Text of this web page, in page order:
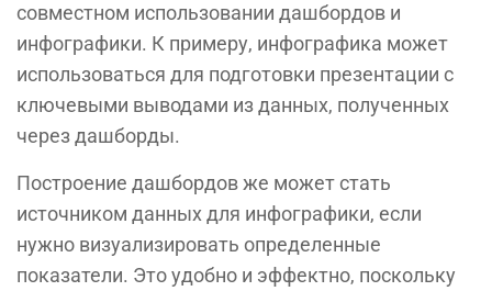
совместном использовании дашбордов и
инфографики. К примеру, инфографика может
использоваться для подготовки презентации с
ключевыми выводами из данных, полученных
через дашборды.
Построение дашбордов же может стать
источником данных для инфографики, если
нужно визуализировать определенные
показатели. Это удобно и эффектно, поскольку